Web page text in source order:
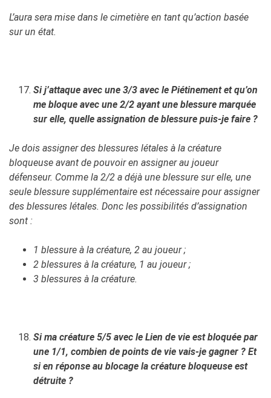
L’aura sera mise dans le cimetière en tant qu’action basée
sur un état.
Si j’attaque avec une 3/3 avec le Piétinement et qu’on
me bloque avec une 2/2 ayant une blessure marquée
sur elle, quelle assignation de blessure puis-je faire ?
Je dois assigner des blessures létales à la créature
bloqueuse avant de pouvoir en assigner au joueur
défenseur. Comme la 2/2 a déjà une blessure sur elle, une
seule blessure supplémentaire est nécessaire pour assigner
des blessures létales. Donc les possibilités d’assignation
sont :
1 blessure à la créature, 2 au joueur ;
2 blessures à la créature, 1 au joueur ;
3 blessures à la créature.
Si ma créature 5/5 avec le Lien de vie est bloquée par
une 1/1, combien de points de vie vais-je gagner ? Et
si en réponse au blocage la créature bloqueuse est
détruite ?